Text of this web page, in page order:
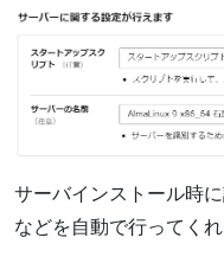
サーバインストール時
などを自動で行ってく